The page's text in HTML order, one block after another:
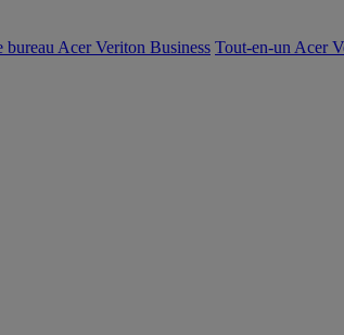
bureau Acer Veriton Business Tout-en-un Acer